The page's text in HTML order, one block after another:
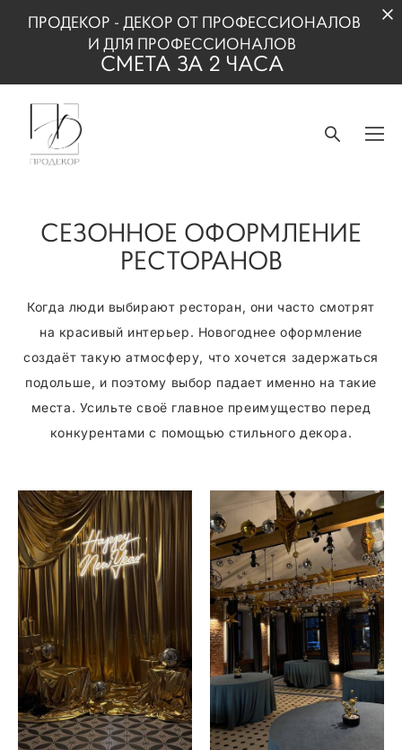
ПРОДЕКОР - ДЕКОР ОТ ПРОФЕССИОНАЛОВ
И ДЛЯ ПРОФЕССИОНАЛОВ
СМЕТА ЗА 2 ЧАСА
СЕЗОННОЕ ОФОРМЛЕНИЕ
РЕСТОРАНОВ
Когда люди выбирают ресторан, они часто смотрят
на красивый интерьер. Новогоднее оформление
создаёт такую атмосферу, что хочется задержаться
подольше, и поэтому выбор падает именно на такие
места. Усильте своё главное преимущество перед
конкурентами с помощью стильного декора.